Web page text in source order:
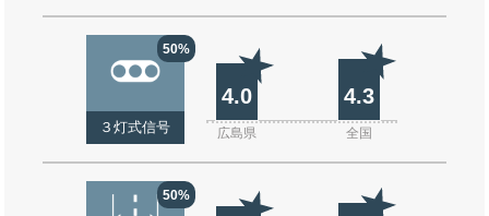
50%
３灯式信号
4.0 4.3
広島県 全国
50%